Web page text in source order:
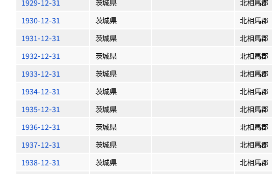
1929-12-31
茨城県 北相馬郡
1930-12-31
茨城県 北相馬郡
1931-12-31
茨城県 北相馬郡
1932-12-31
茨城県 北相馬郡
1933-12-31
茨城県 北相馬郡
1934-12-31
茨城県 北相馬郡
1935-12-31
茨城県 北相馬郡
1936-12-31
茨城県 北相馬郡
1937-12-31
茨城県 北相馬郡
1938-12-31
茨城県 北相馬郡